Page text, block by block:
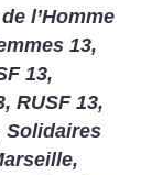
l’Homme
13,
13,
RUSF 13,
Solidaires